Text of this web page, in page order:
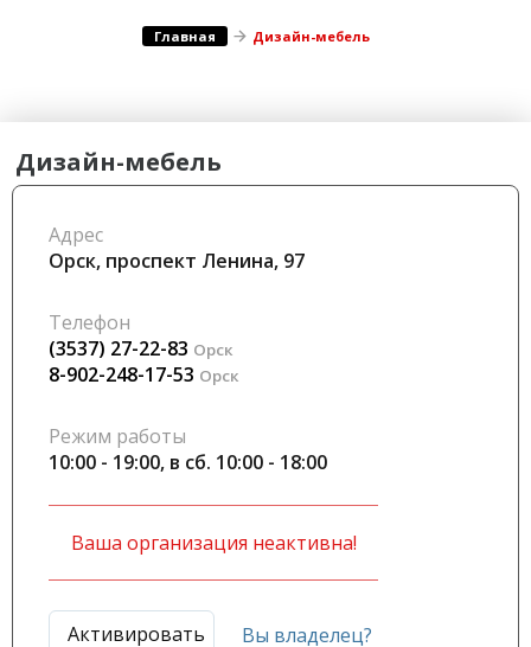
Главная Дизайн-мебель
Дизайн-мебель
Адрес
Орск, проспект Ленина, 97
Телефон
(3537) 27-22-83 Орск
8-902-248-17-53 Орск
Режим работы
10:00 - 19:00, в сб. 10:00 - 18:00
Ваша организация неактивна!
Активировать Вы владелец?